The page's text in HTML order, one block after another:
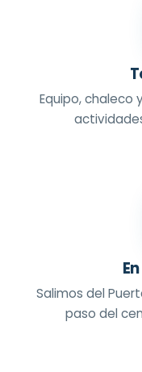
Equipo, chaleco
Salimos del
paso del